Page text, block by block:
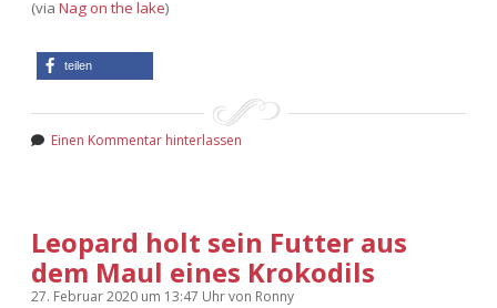
(via Nag on the lake)
teilen
Einen Kommentar hinterlassen
Leopard holt sein Futter aus
dem Maul eines Krokodils
27. Februar 2020 um 13:47 Uhrvon Ronny